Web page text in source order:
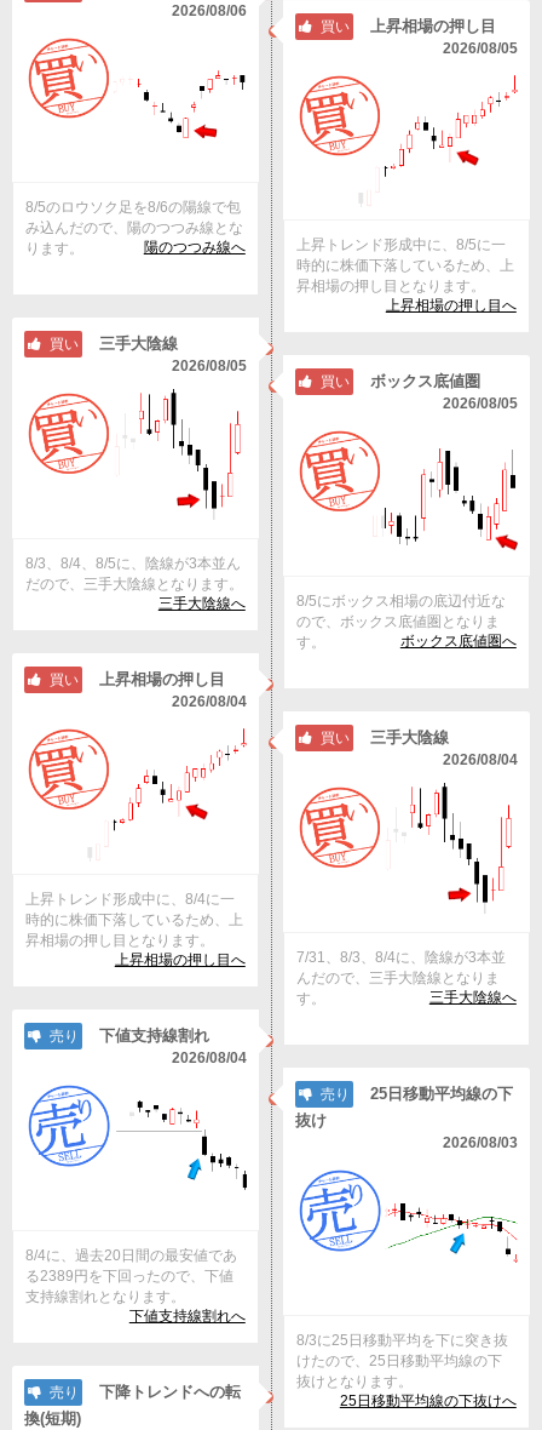
2026/08/06
8/5のロウソク足を8/6の陽線で包
み込んだので、陽のつつみ線とな
ります。
陽のつつみ線へ
買い 上昇相場の押し目
2026/08/05
上昇トレンド形成中に、8/5に一
時的に株価下落しているため、上
昇相場の押し目となります。
上昇相場の押し目へ
買い 三手大陰線
2026/08/05
8/3、8/4、8/5に、陰線が3本並ん
だので、三手大陰線となります。
三手大陰線へ
買い ボックス底値圏
2026/08/05
8/5にボックス相場の底辺付近な
ので、ボックス底値圏となりま
す。
ボックス底値圏へ
買い 上昇相場の押し目
2026/08/04
上昇トレンド形成中に、8/4に一
時的に株価下落しているため、上
昇相場の押し目となります。
上昇相場の押し目へ
買い 三手大陰線
2026/08/04
7/31、8/3、8/4に、陰線が3本並
んだので、三手大陰線となりま
す。
三手大陰線へ
売り 下値支持線割れ
2026/08/04
8/4に、過去20日間の最安値であ
る2389円を下回ったので、下値
支持線割れとなります。
下値支持線割れへ
売り
25日移動平均線の下
抜け
2026/08/03
8/3に25日移動平均を下に突き抜
けたので、25日移動平均線の下
抜けとなります。
25日移動平均線の下抜けへ
売り
下降トレンドへの転
換(短期)